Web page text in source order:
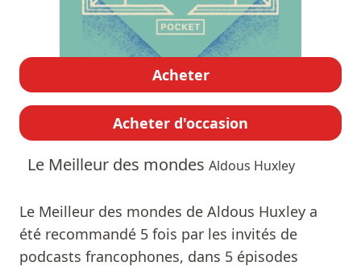
Acheter
Acheter d'occasion
Le Meilleur des mondes Aldous Huxley
Le Meilleur des mondes de Aldous Huxley a
été recommandé 5 fois par les invités de
podcasts francophones, dans 5 épisodes